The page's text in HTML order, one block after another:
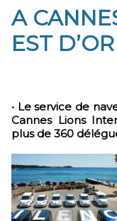
A
EST
• Le service de
Cannes Lions
plus de 360